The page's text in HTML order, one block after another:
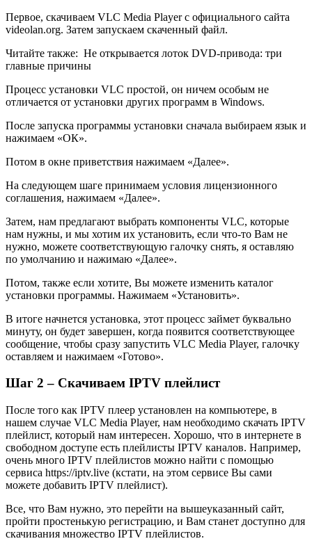
Первое, скачиваем VLC Media Player с официального сайта
videolan.org. Затем запускаем скаченный файл.
Читайте также: Не открывается лоток DVD-привода: три
главные причины
Процесс установки VLC простой, он ничем особым не
отличается от установки других программ в Windows.
После запуска программы установки сначала выбираем язык и
нажимаем «ОК».
Потом в окне приветствия нажимаем «Далее».
На следующем шаге принимаем условия лицензионного
соглашения, нажимаем «Далее».
Затем, нам предлагают выбрать компоненты VLC, которые
нам нужны, и мы хотим их установить, если что-то Вам не
нужно, можете соответствующую галочку снять, я оставляю
по умолчанию и нажимаю «Далее».
Потом, также если хотите, Вы можете изменить каталог
установки программы. Нажимаем «Установить».
В итоге начнется установка, этот процесс займет буквально
минуту, он будет завершен, когда появится соответствующее
сообщение, чтобы сразу запустить VLC Media Player, галочку
оставляем и нажимаем «Готово».
Шаг 2 – Скачиваем IPTV плейлист
После того как IPTV плеер установлен на компьютере, в
нашем случае VLC Media Player, нам необходимо скачать IPTV
плейлист, который нам интересен. Хорошо, что в интернете в
свободном доступе есть плейлисты IPTV каналов. Например,
очень много IPTV плейлистов можно найти с помощью
сервиса https://iptv.live (кстати, на этом сервисе Вы сами
можете добавить IPTV плейлист).
Все, что Вам нужно, это перейти на вышеуказанный сайт,
пройти простенькую регистрацию, и Вам станет доступно для
скачивания множество IPTV плейлистов.